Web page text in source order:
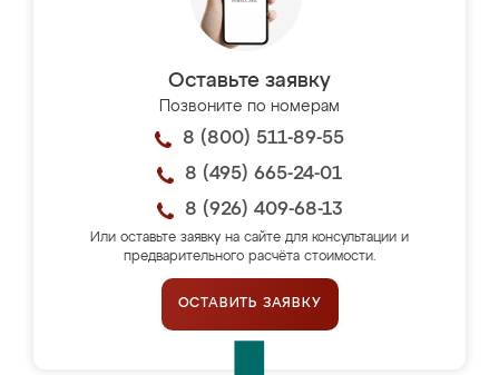
Оставьте заявку
Позвоните по номерам
8 (800) 511-89-55
8 (495) 665-24-01
8 (926) 409-68-13
Или оставьте заявку на сайте для консультации и
предварительного расчёта стоимости.
ОСТАВИТЬ ЗАЯВКУ